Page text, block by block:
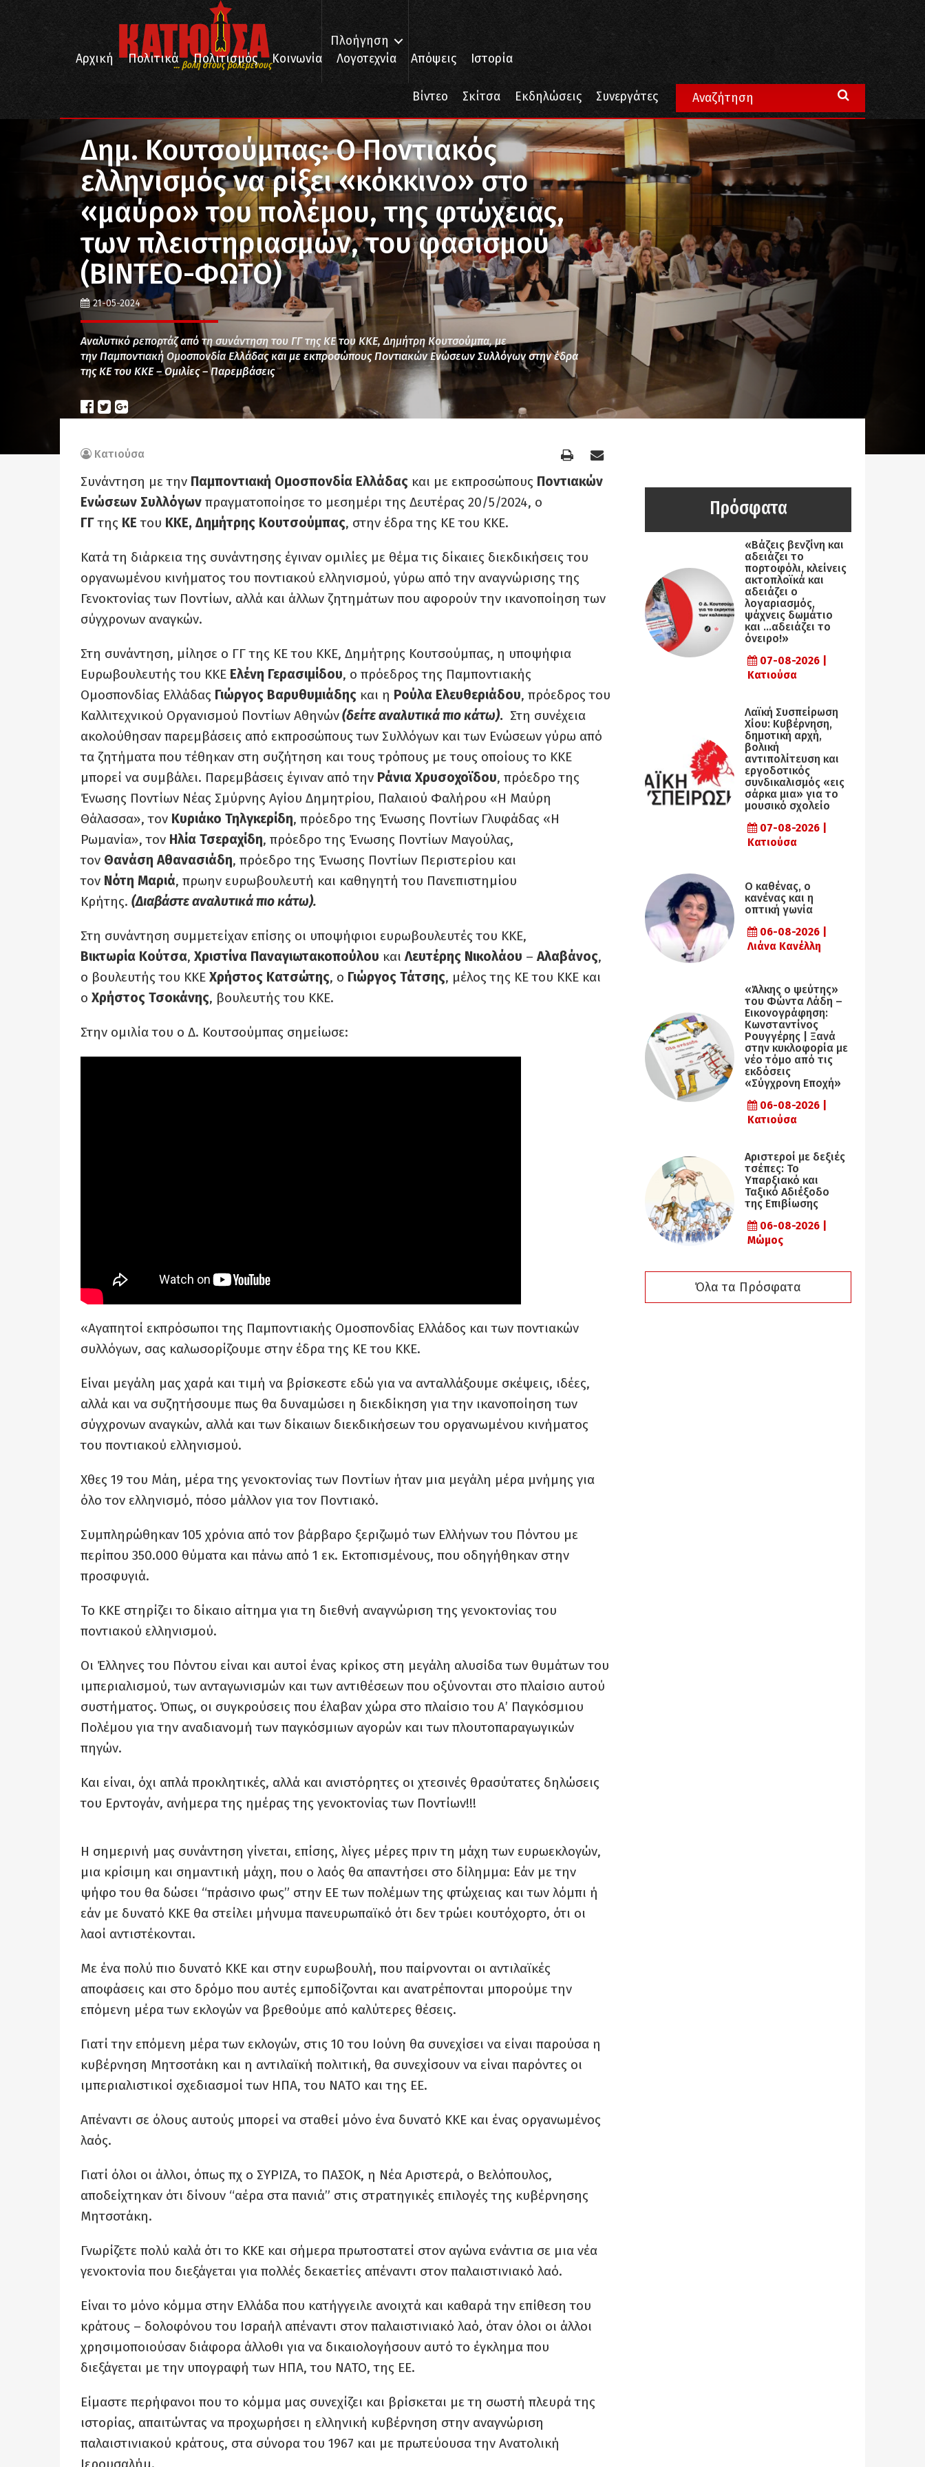
... βολή στους βολεμένους
Πλοήγηση
Αρχική
Πολιτικά Πολιτισμός Κοινωνία Λογοτεχνία Απόψεις Ιστορία
Βίντεο Σκίτσα Εκδηλώσεις Συνεργάτες
Κοινωνία
Δημ. Κουτσούμπας: Ο Ποντιακός ελληνισμός να ρίξει «κόκκινο» στο «μαύρο» του πολέμου, της φτώχειας, των πλειστηριασμών, του φασισμού (ΒΙΝΤΕΟ-ΦΩΤΟ)
Δημ. Κουτσούμπας: Ο Ποντιακός
ελληνισμός να ρίξει «κόκκινο» στο
«μαύρο» του πολέμου, της φτώχειας,
των πλειστηριασμών, του φασισμού
(ΒΙΝΤΕΟ-ΦΩΤΟ)
21-05-2024
Αναλυτικό ρεπορτάζ από τη συνάντηση του ΓΓ της ΚΕ του ΚΚΕ, Δημήτρη Κουτσούμπα, με
την Παμποντιακή Ομοσπονδία Ελλάδας και με εκπροσώπους Ποντιακών Ενώσεων Συλλόγων στην έδρα
της ΚΕ του ΚΚΕ – Ομιλίες – Παρεμβάσεις
Κατιούσα
Συνάντηση με την Παμποντιακή Ομοσπονδία Ελλάδας και με εκπροσώπους Ποντιακών
Ενώσεων Συλλόγων πραγματοποίησε το μεσημέρι της Δευτέρας 20/5/2024, ο
ΓΓτης ΚΕ του ΚΚΕ, Δημήτρης Κουτσούμπας, στην έδρα της ΚΕ του ΚΚΕ.
Κατά τη διάρκεια της συνάντησης έγιναν ομιλίες με θέμα τις δίκαιες διεκδικήσεις του
οργανωμένου κινήματος του ποντιακού ελληνισμού, γύρω από την αναγνώρισης της
Γενοκτονίας των Ποντίων, αλλά και άλλων ζητημάτων που αφορούν την ικανοποίηση των
σύγχρονων αναγκών.
Στη συνάντηση, μίλησε ο ΓΓ της ΚΕ του ΚΚΕ, Δημήτρης Κουτσούμπας, η υποψήφια
Ευρωβουλευτής του ΚΚΕ Ελένη Γερασιμίδου, ο πρόεδρος της Παμποντιακής
Ομοσπονδίας Ελλάδας Γιώργος Βαρυθυμιάδης και η Ρούλα Ελευθεριάδου, πρόεδρος του
Καλλιτεχνικού Οργανισμού Ποντίων Αθηνών(δείτε αναλυτικά πιο κάτω). Στη συνέχεια
ακολούθησαν παρεμβάσεις από εκπροσώπους των Συλλόγων και των Ενώσεων γύρω από
τα ζητήματα που τέθηκαν στη συζήτηση και τους τρόπους με τους οποίους το ΚΚΕ
μπορεί να συμβάλει. Παρεμβάσεις έγιναν από την Ράνια Χρυσοχοϊδου, πρόεδρο της
Ένωσης Ποντίων Νέας Σμύρνης Αγίου Δημητρίου, Παλαιού Φαλήρου «Η Μαύρη
Θάλασσα», τον Κυριάκο Τηλγκερίδη, πρόεδρο της Ένωσης Ποντίων Γλυφάδας «Η
Ρωμανία», τον Ηλία Τσεραχίδη, πρόεδρο της Ένωσης Ποντίων Μαγούλας,
τον Θανάση Αθανασιάδη, πρόεδρο της Ένωσης Ποντίων Περιστερίου και
τον Νότη Μαριά, πρωην ευρωβουλευτή και καθηγητή του Πανεπιστημίου
Κρήτης. (Διαβάστε αναλυτικά πιο κάτω).
Στη συνάντηση συμμετείχαν επίσης οι υποψήφιοι ευρωβουλευτές του ΚΚΕ,
Βικτωρία Κούτσα, Χριστίνα Παναγιωτακοπούλου και Λευτέρης Νικολάου – Αλαβάνος,
ο βουλευτής του ΚΚΕ Χρήστος Κατσώτης, ο Γιώργος Τάτσης, μέλος της ΚΕ του ΚΚΕ και
ο Χρήστος Τσοκάνης, βουλευτής του ΚΚΕ.
Στην ομιλία του ο Δ. Κουτσούμπας σημείωσε:
«Αγαπητοί εκπρόσωποι της Παμποντιακής Ομοσπονδίας Ελλάδος και των ποντιακών
συλλόγων, σας καλωσορίζουμε στην έδρα της ΚΕ του ΚΚΕ.
Είναι μεγάλη μας χαρά και τιμή να βρίσκεστε εδώ για να ανταλλάξουμε σκέψεις, ιδέες,
αλλά και να συζητήσουμε πως θα δυναμώσει η διεκδίκηση για την ικανοποίηση των
σύγχρονων αναγκών, αλλά και των δίκαιων διεκδικήσεων του οργανωμένου κινήματος
του ποντιακού ελληνισμού.
Χθες 19 του Μάη, μέρα της γενοκτονίας των Ποντίων ήταν μια μεγάλη μέρα μνήμης για
όλο τον ελληνισμό, πόσο μάλλον για τον Ποντιακό.
Συμπληρώθηκαν 105 χρόνια από τον βάρβαρο ξεριζωμό των Ελλήνων του Πόντου με
περίπου 350.000 θύματα και πάνω από 1 εκ. Εκτοπισμένους, που οδηγήθηκαν στην
προσφυγιά.
Το ΚΚΕ στηρίζει το δίκαιο αίτημα για τη διεθνή αναγνώριση της γενοκτονίας του
ποντιακού ελληνισμού.
Οι Έλληνες του Πόντου είναι και αυτοί ένας κρίκος στη μεγάλη αλυσίδα των θυμάτων του
ιμπεριαλισμού, των ανταγωνισμών και των αντιθέσεων που οξύνονται στο πλαίσιο αυτού
συστήματος. Όπως, οι συγκρούσεις που έλαβαν χώρα στο πλαίσιο του Α’ Παγκόσμιου
Πολέμου για την αναδιανομή των παγκόσμιων αγορών και των πλουτοπαραγωγικών
πηγών.
Και είναι, όχι απλά προκλητικές, αλλά και ανιστόρητες οι χτεσινές θρασύτατες δηλώσεις
του Ερντογάν, ανήμερα της ημέρας της γενοκτονίας των Ποντίων!!!
Η σημερινή μας συνάντηση γίνεται, επίσης, λίγες μέρες πριν τη μάχη των ευρωεκλογών,
μια κρίσιμη και σημαντική μάχη, που ο λαός θα απαντήσει στο δίλημμα: Εάν με την
ψήφο του θα δώσει “πράσινο φως” στην ΕΕ των πολέμων της φτώχειας και των λόμπι ή
εάν με δυνατό ΚΚΕ θα στείλει μήνυμα πανευρωπαϊκό ότι δεν τρώει κουτόχορτο, ότι οι
λαοί αντιστέκονται.
Με ένα πολύ πιο δυνατό ΚΚΕ και στην ευρωβουλή, που παίρνονται οι αντιλαϊκές
αποφάσεις και στο δρόμο που αυτές εμποδίζονται και ανατρέπονται μπορούμε την
επόμενη μέρα των εκλογών να βρεθούμε από καλύτερες θέσεις.
Γιατί την επόμενη μέρα των εκλογών, στις 10 του Ιούνη θα συνεχίσει να είναι παρούσα η
κυβέρνηση Μητσοτάκη και η αντιλαϊκή πολιτική, θα συνεχίσουν να είναι παρόντες οι
ιμπεριαλιστικοί σχεδιασμοί των ΗΠΑ, του ΝΑΤΟ και της ΕΕ.
Απέναντι σε όλους αυτούς μπορεί να σταθεί μόνο ένα δυνατό ΚΚΕ και ένας οργανωμένος
λαός.
Γιατί όλοι οι άλλοι, όπως πχ ο ΣΥΡΙΖΑ, το ΠΑΣΟΚ, η Νέα Αριστερά, ο Βελόπουλος,
αποδείχτηκαν ότι δίνουν “αέρα στα πανιά” στις στρατηγικές επιλογές της κυβέρνησης
Μητσοτάκη.
Γνωρίζετε πολύ καλά ότι το ΚΚΕ και σήμερα πρωτοστατεί στον αγώνα ενάντια σε μια νέα
γενοκτονία που διεξάγεται για πολλές δεκαετίες απέναντι στον παλαιστινιακό λαό.
Είναι το μόνο κόμμα στην Ελλάδα που κατήγγειλε ανοιχτά και καθαρά την επίθεση του
κράτους – δολοφόνου του Ισραήλ απέναντι στον παλαιστινιακό λαό, όταν όλοι οι άλλοι
χρησιμοποιούσαν διάφορα άλλοθι για να δικαιολογήσουν αυτό το έγκλημα που
διεξάγεται με την υπογραφή των ΗΠΑ, του ΝΑΤΟ, της ΕΕ.
Είμαστε περήφανοι που το κόμμα μας συνεχίζει και βρίσκεται με τη σωστή πλευρά της
ιστορίας, απαιτώντας να προχωρήσει η ελληνική κυβέρνηση στην αναγνώριση
παλαιστινιακού κράτους, στα σύνορα του 1967 και με πρωτεύουσα την Ανατολική
Πρόσφατα
«Βάζεις βενζίνη και
αδειάζει το
πορτοφόλι, κλείνεις
ακτοπλοϊκά και
αδειάζει ο
λογαριασμός,
ψάχνεις δωμάτιο
και …αδειάζει το
όνειρο!»
07-08-2026 |
Κατιούσα
Λαϊκή Συσπείρωση
Χίου: Κυβέρνηση,
δημοτική αρχή,
βολική
αντιπολίτευση και
εργοδοτικός
συνδικαλισμός «εις
σάρκα μια» για το
μουσικό σχολείο
07-08-2026 |
Κατιούσα
Ο καθένας, ο
κανένας και η
οπτική γωνία
06-08-2026 |
Λιάνα Κανέλλη
«Άλκης ο ψεύτης»
του Φώντα Λάδη –
Εικονογράφηση:
Κωνσταντίνος
Ρουγγέρης | Ξανά
στην κυκλοφορία με
νέο τόμο από τις
εκδόσεις
«Σύγχρονη Εποχή»
06-08-2026 |
Κατιούσα
Αριστεροί με δεξιές
τσέπες: Το
Υπαρξιακό και
Ταξικό Αδιέξοδο
της Επιβίωσης
06-08-2026 |
Μώμος
Όλα τα Πρόσφατα